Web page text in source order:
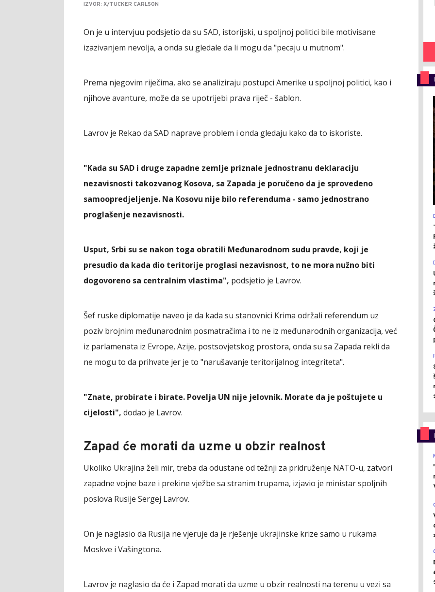
IZVOR: X/TUCKER CARLSON
On je u intervjuu podsjetio da su SAD, istorijski, u spoljnoj politici bile motivisane
izazivanjem nevolja, a onda su gledale da li mogu da "pecaju u mutnom".
Prema njegovim riječima, ako se analiziraju postupci Amerike u spoljnoj politici, kao i
njihove avanture, može da se upotrijebi prava riječ - šablon.
Lavrov je Rekao da SAD naprave problem i onda gledaju kako da to iskoriste.
"Kada su SAD i druge zapadne zemlje priznale jednostranu deklaraciju
nezavisnosti takozvanog Kosova, sa Zapada je poručeno da je sprovedeno
samoopredjeljenje. Na Kosovu nije bilo referenduma - samo jednostrano
proglašenje nezavisnosti.
Usput, Srbi su se nakon toga obratili Međunarodnom sudu pravde, koji je
presudio da kada dio teritorije proglasi nezavisnost, to ne mora nužno biti
dogovoreno sa centralnim vlastima", podsjetio je Lavrov.
Šef ruske diplomatije naveo je da kada su stanovnici Krima održali referendum uz
poziv brojnim međunarodnim posmatračima i to ne iz međunarodnih organizacija, već
iz parlamenata iz Evrope, Azije, postsovjetskog prostora, onda su sa Zapada rekli da
ne mogu to da prihvate jer je to "narušavanje teritorijalnog integriteta".
"Znate, probirate i birate. Povelja UN nije jelovnik. Morate da je poštujete u
cijelosti", dodao je Lavrov.
Zapad će morati da uzme u obzir realnost
Ukoliko Ukrajina želi mir, treba da odustane od težnji za pridruženje NATO-u, zatvori
zapadne vojne baze i prekine vježbe sa stranim trupama, izjavio je ministar spoljnih
poslova Rusije Sergej Lavrov.
On je naglasio da Rusija ne vjeruje da je rješenje ukrajinske krize samo u rukama
Moskve i Vašingtona.
Lavrov je naglasio da će i Zapad morati da uzme u obzir realnosti na terenu u vezi sa